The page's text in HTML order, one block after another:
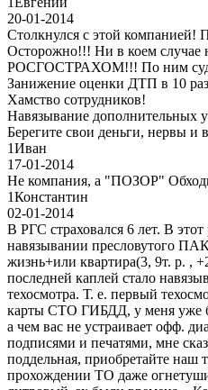
20-01-2014
Столкнулся с этой
Осторожно!!! Ни в коем случае
РОСГОСТРАХОМ!!! По ним
Занижение оценки ДТП в 10
Хамство сотрудников!
Навязывание дополнительных
Берегите свои деньги, нервы и
1Иван
17-01-2014
Не компания, а "ПОЗОР"
1Константин
02-01-2014
В РГС страховался 6 лет. В
навязывании пресловутого
жизнь+или квартира(3, 9т. р. ,
последней каплей стало
техосмотра. Т. е. первый
карты СТО ГИБДД, у меня уже
а чем вас не устраивает офф.
подписями и печатями, мне
поддельная, приобретайте
прохождении ТО даже